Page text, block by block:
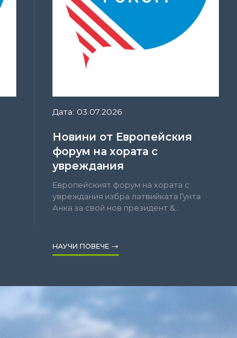
Дата: 03.07.2026
Новини от Европейския
форум на хората с
увреждания
Европейският форум на хората с
увреждания избра латвийката Гунта
Анка за свой нов президент &...
НАУЧИ ПОВЕЧЕ